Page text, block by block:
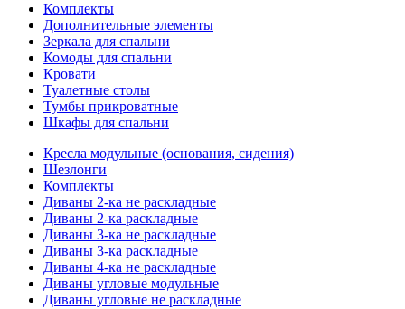
Комплекты
Дополнительные элементы
Зеркала для спальни
Комоды для спальни
Кровати
Туалетные столы
Тумбы прикроватные
Шкафы для спальни
Кресла модульные (основания, сидения)
Шезлонги
Комплекты
Диваны 2-ка не раскладные
Диваны 2-ка раскладные
Диваны 3-ка не раскладные
Диваны 3-ка раскладные
Диваны 4-ка не раскладные
Диваны угловые модульные
Диваны угловые не раскладные